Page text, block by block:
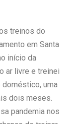
treinos do
em Santa
início da
ar livre e treinei
uma
dois meses.
pandemia nos